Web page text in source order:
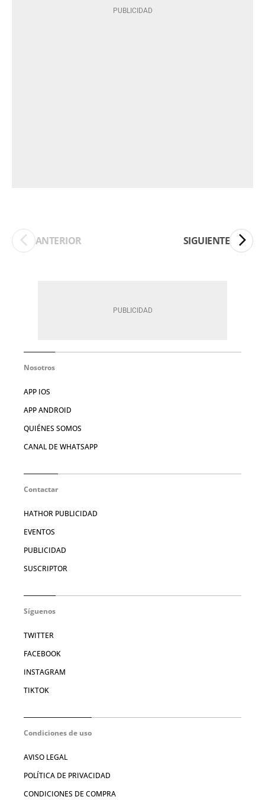
ANTERIOR SIGUIENTE
Nosotros
APP IOS
APP ANDROID
QUIÉNES SOMOS
CANAL DE WHATSAPP
Contactar
HATHOR PUBLICIDAD
EVENTOS
PUBLICIDAD
SUSCRIPTOR
Síguenos
TWITTER
FACEBOOK
INSTAGRAM
TIKTOK
Condiciones de uso
AVISO LEGAL
POLÍTICA DE PRIVACIDAD
CONDICIONES DE COMPRA